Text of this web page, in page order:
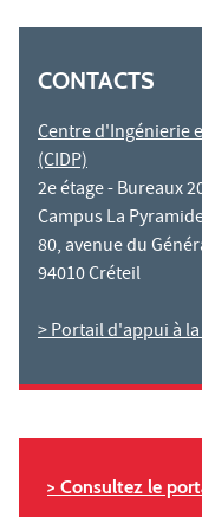
CONTACTS
Centre d'Ingénierie
(CIDP)
2e étage - Bureaux
Campus La
80, avenue du
94010 Créteil
> Portail d'appui à
> Consultez le